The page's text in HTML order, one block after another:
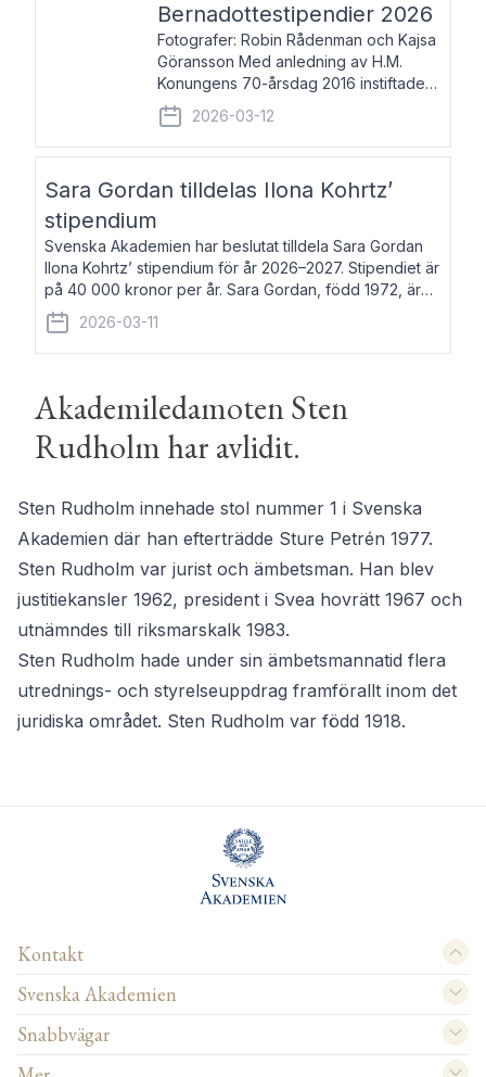
Bernadottestipendier 2026
Fotografer: Robin Rådenman och Kajsa
Göransson Med anledning av H.M.
Konungens 70-årsdag 2016 instiftade
fem av de kungliga akademierna det så
kallade Bernadotteprogrammet med
syfte att genom stipendier erbjuda stöd
2026-03-12
Sara Gordan tilldelas Ilona Kohrtz’
stipendium
Svenska Akademien har beslutat tilldela Sara Gordan
Ilona Kohrtz’ stipendium för år 2026–2027. Stipendiet är
på 40 000 kronor per år. Sara Gordan, född 1972, är
författare och översättare. Hon debuterade 2006 med
det prosalyriska verket En
2026-03-11
Akademiledamoten Sten
Rudholm har avlidit.
Sten Rudholm innehade stol nummer 1 i Svenska
Akademien där han efterträdde Sture Petrén 1977.
Sten Rudholm var jurist och ämbetsman. Han blev
justitiekansler 1962, president i Svea hovrätt 1967 och
utnämndes till riksmarskalk 1983.
Sten Rudholm hade under sin ämbetsmannatid flera
utrednings- och styrelseuppdrag framförallt inom det
juridiska området. Sten Rudholm var född 1918.
Kontakt
Svenska Akademien
Snabbvägar